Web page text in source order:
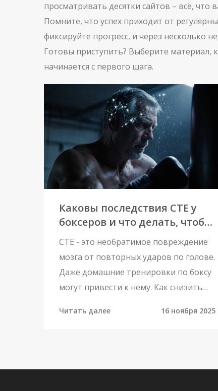
просматривать десятки сайтов – всё, что
Помните, что успех приходит от
фиксируйте прогресс, и через несколько
Готовы приступить? Выберите материал,
начинается с первого шага.
Каковы последствия CTE у
боксеров и что делать, чтобы
снизить риски
CTE - это необратимое повреждение
мозга от повторных ударов по голове.
Даже домашние тренировки по боксу
могут привести к нему. Как снизить
Читать далее 16 ноября 2025